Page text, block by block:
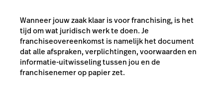
Wanneer jouw zaak klaar is voor franchising, is het
tijd om wat juridisch werk te doen. Je
franchiseovereenkomst is namelijk het document
dat alle afspraken, verplichtingen, voorwaarden en
informatie-uitwisseling tussen jou en de
franchisenemer op papier zet.